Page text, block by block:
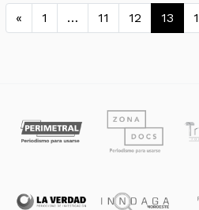
Navegación de
« 1 … 11 12 13